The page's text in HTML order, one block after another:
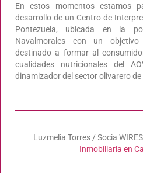
En estos momentos estamos
desarrollo de un Centro de
Pontezuela, ubicada en la
Navalmorales con un objetivo
destinado a formar al
cualidades nutricionales del
dinamizador del sector olivarero
Luzmelia Torres / Socia
Inmobiliaria en